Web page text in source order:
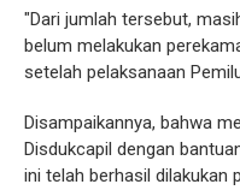
"Dari jumlah tersebut,
belum melakukan
setelah pelaksanaan
Disampaikannya, bahwa
Disdukcapil dengan
ini telah berhasil dilakukan